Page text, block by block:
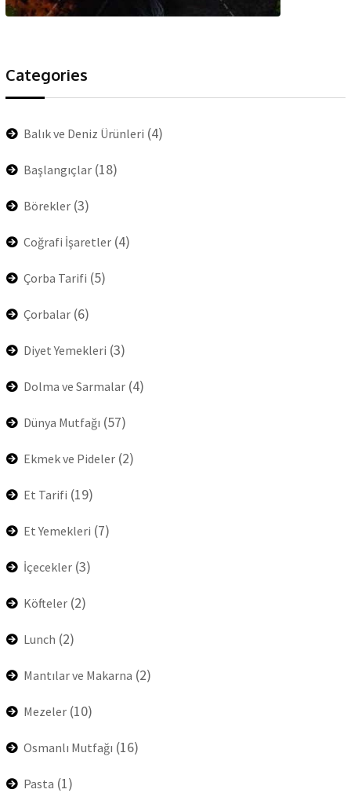
Categories
Balık ve Deniz Ürünleri (4)
Başlangıçlar (18)
Börekler (3)
Coğrafi İşaretler (4)
Çorba Tarifi (5)
Çorbalar (6)
Diyet Yemekleri (3)
Dolma ve Sarmalar (4)
Dünya Mutfağı (57)
Ekmek ve Pideler (2)
Et Tarifi (19)
Et Yemekleri (7)
İçecekler (3)
Köfteler (2)
Lunch (2)
Mantılar ve Makarna (2)
Mezeler (10)
Osmanlı Mutfağı (16)
Pasta (1)